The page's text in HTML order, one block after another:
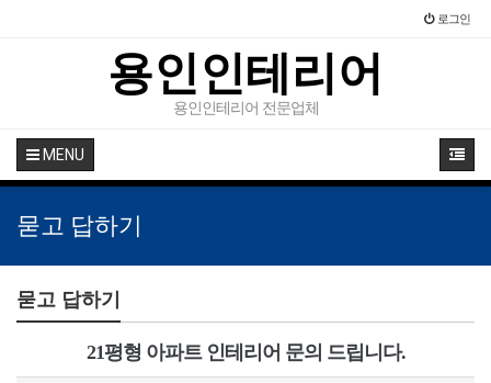
로그인
용인인테리어
용인인테리어 전문업체
MENU
묻고 답하기
묻고 답하기
21평형 아파트 인테리어 문의 드립니다.